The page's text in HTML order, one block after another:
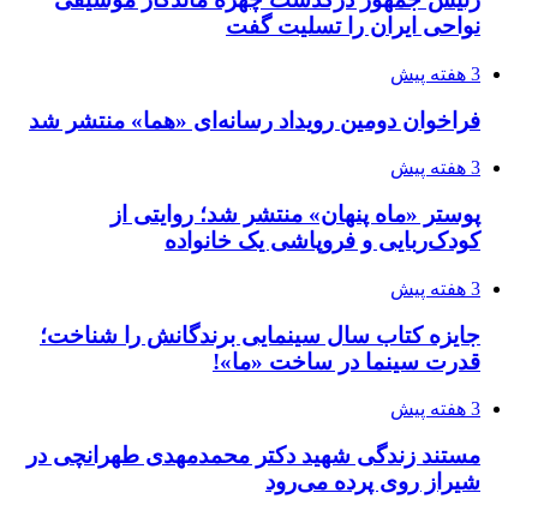
نواحی ایران را تسلیت گفت
3 هفته پیش
فراخوان دومین رویداد رسانه‌ای «هما» منتشر شد
3 هفته پیش
پوستر «ماه پنهان» منتشر شد؛ روایتی از
کودک‌ربایی و فروپاشی یک خانواده
3 هفته پیش
جایزه کتاب سال سینمایی برندگانش را شناخت؛
قدرت سینما در ساخت «ما»!
3 هفته پیش
مستند زندگی شهید دکتر محمدمهدی طهرانچی در
شیراز روی پرده می‌رود